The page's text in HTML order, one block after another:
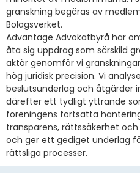
granskning begäras av
Bolagsverket.
Advantage Advokatbyrå har
åta sig uppdrag som särskild
aktör genomför vi
hög juridisk precision. Vi
beslutsunderlag och åtgärder
därefter ett tydligt yttrande
föreningens fortsatta
transparens, rättssäkerhet
och ger ett gediget underlag
rättsliga processer.